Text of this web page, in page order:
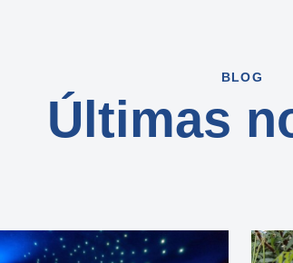
BLOG
Últimas